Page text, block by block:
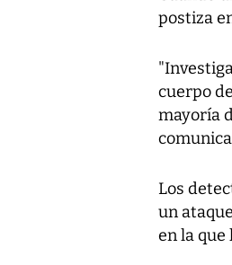
postiza
cuerpo
mayoría
Los
un
en la